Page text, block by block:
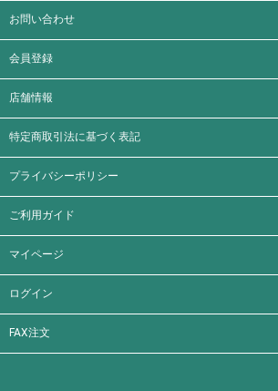
お問い合わせ
会員登録
店舗情報
特定商取引法に基づく表記
プライバシーポリシー
ご利用ガイド
マイページ
ログイン
FAX注文